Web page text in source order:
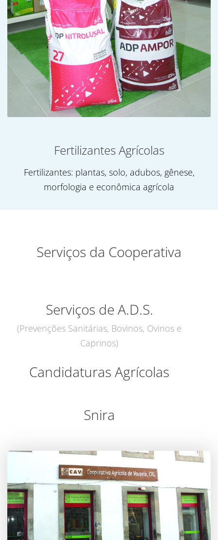
Fertilizantes Agrícolas
Fertilizantes: plantas, solo, adubos, gênese,
morfologia e econômica agrícola
Serviços da Cooperativa
Serviços de A.D.S.
(Prevenções Sanitárias, Bovinos, Ovinos e
Caprinos)
Candidaturas Agrícolas
Snira